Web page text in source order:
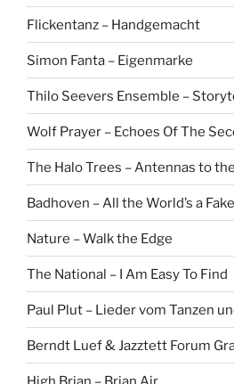
Flickentanz – Handgemacht
Simon Fanta – Eigenmarke
Thilo Seevers Ensemble –
Wolf Prayer – Echoes Of The
The Halo Trees – Antennas to
Badhoven – All the World’s a Fake
Nature – Walk the Edge
The National – I Am Easy To Find
Paul Plut – Lieder vom Tanzen
Berndt Luef & Jazztett Forum